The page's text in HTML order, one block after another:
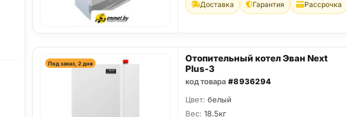
Доставка Гарантия Рассрочка
Под заказ, 2 дня
Отопительный котел Эван Next
Plus-3
код товара #8936294
Цвет: белый
Вес: 18.5кг